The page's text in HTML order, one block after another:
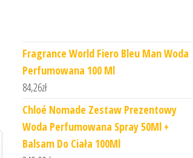
Fragrance World Fiero Bleu Man Woda
Perfumowana 100 Ml
84,26zł
Chloé Nomade Zestaw Prezentowy
Woda Perfumowana Spray 50Ml +
Balsam Do Ciała 100Ml